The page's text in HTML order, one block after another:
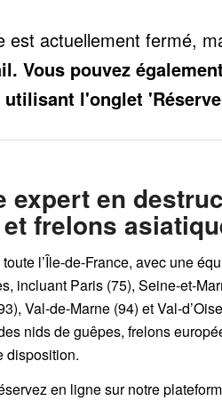
est actuellement fermé,
Vous pouvez
l'onglet
expert en
frelons
l’Île-de-France, avec une
incluant Paris (75), Seine-et-
Val-de-Marne (94) et Val-
nids de guêpes, frelons
disposition.
en ligne sur notre